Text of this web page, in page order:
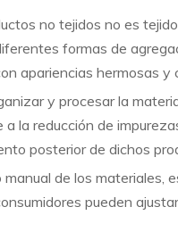
no tejidos no es
formas de
apariencias hermosas y
y procesar la
la reducción de
posterior de dichos
de los
pueden